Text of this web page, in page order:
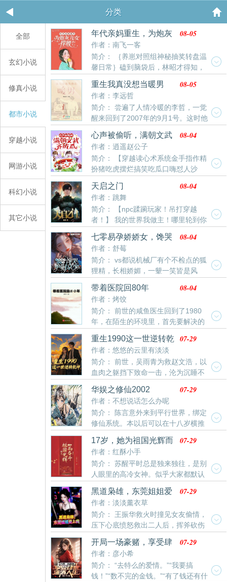
分类
全部
玄幻小说
修真小说
都市小说
穿越小说
网游小说
科幻小说
其它小说
年代亲妈重生，为炮灰
儿女撑腰！
作者：南飞一客
08-05
简介： ｛养崽对照组神秘抽奖转盘温
馨日常｝磕到脑袋后，林昭才得知，
自己是一本年代后妈养崽文里的对照组。她今天应该死
了的，谁知没死反倒觉醒了。脑海里闪过书的内容——
她死后，她的双胞胎儿子都成了舔狗、备胎，被利用个
彻底，最终下场凄惨；小儿子五岁被拐，冻死街头；小
女儿变成恶毒女配，被各种花式打脸，虐身虐心……一
家子凄惨。林
重生我真没想当暖男
作者：李远哲
08-05
简介： 尝遍了人情冷暖的李哲，一觉
醒来回到了2007年的9月1号。这时他
刚考上学，坐在去洪城师范学院报到的火车上。重生的
李哲能有什么坏心思呢，他只想多谈几次恋罢了！只是
后来李哲发现他竟然成了暖男！暖男者，中央空调也。
各位书友要是觉得《重生我真没想当暖男》还不错的话
请不要忘记向您QQ群和微博里的朋友推荐哦！
心声被偷听，满朝文武
齐吃瓜
作者：逍遥赵公子
08-04
简介： 【穿越读心术系统金手指作精
扮猪吃虎摆烂搞笑吃瓜口嗨怼人沙
雕】 宋瑶瑶前世是一个孤儿，本硕博连读毕业后，成了
一名军医，年纪轻轻做手术累死后，胎穿到了一个架空
的朝代：天凤国。 这辈子的宋瑶瑶，父亲是正四品户部
侍郎，母亲是二品将军家的嫡女，有父母和哥哥姐姐的
疼爱，自己有了这样好的家庭和身份，她决定彻底摆烂
了！ 宋瑶瑶这辈子主打的就是一个：今朝有酒今朝醉，
明日愁来明日愁！ 宋瑶瑶刚一出生，就绑定了一个吃瓜
系统。 宋瑶瑶还不知道，她刚一出生，父母和哥哥姐姐
就能听到她的心声！ 他们调查过，宋瑶瑶心声里提到的
事情都是真的！ 有了这样的发现，他们怕宋瑶瑶的秘密
被人发现，从而伤害到她，一直都没有让她出过府门！
直到宋瑶瑶12岁的时候，被迫参加了宫宴，皇上和大臣
们才发现了宋瑶瑶的秘密。 宋瑶瑶被封为了从六品起居
舍人，开始了她古代的当官的生涯！ 谁知，上班第一
天，就开始了爆料大臣的隐私，宋瑶瑶凭借一己之力，
直接让大臣吐血昏迷…… 宋瑶瑶在古代上班的生涯里，
都会爆料些什么呢？ 她又会带着这个天凤国怎样发展
呢？ …… 欢迎大家关注和阅读！
天启之门
作者：跳舞
08-04
简介： 【npc蹂躏玩家！吊打穿越
者！】 我的世界我做主！哪里轮到你
们这些魂淡来作威作福？！ 走上【史上最强救世主】的
道路，注定充满了刺激！ …… 陈小练：从今天开始，
一个宗旨为抵抗那些魂淡的抵抗组织成立了！我们的团
队名就叫……逗逼联盟！ 队员：队长，这名字，我怕说
出去会被人打啊…… ……
七零易孕娇娇女，馋哭
绝嗣京少
作者：舒莓
08-04
简介： vs都说机械厂有个不检点的狐
狸精，长相娇媚，一颦一笑皆是风
情。年纪轻轻就未婚先孕生下三个娃，更是被家里赶了
出来。平时利用美色坑蒙拐骗，是出了名的破鞋。在这
个流言能吃人的年代，娘四个饥一顿饱一顿，日子过的
苦哈哈，时不时还要被人欺辱。可谁知没几天她就缠上
了刚回国的科研大佬，还说那三个娃是顾院士的种。众
人纷纷嘲笑她白日做
带着医院回80年
作者：烤饺
08-04
简介： 前世的咸鱼医生回到了1980
年，在陌生的环境里，首先要解决的
就是吃饭和生存的大问题。幸亏随身带着一个空间医
院，那且看陈夏如何借助重生福利，一步步创造财富，
发展医药事业。 各位书友要是觉得《带着医院回80年》
还不错的话请不要忘记向您QQ群和微博里的朋友推荐
哦！
重生1990这一世逆转乾
坤
作者：悠悠的云里有淡淡
的光
07-29
简介： 前世，吴雨青为救赵文浩，以
血肉之躯挡下致命一击，沦为沉睡不
醒的植物人。他从街头浪子逆袭成商界新贵，却遭心腹
背叛，落得众叛亲离、一败涂地，终未能守护好她。一
朝重生回到1990年，赵文浩携二十年商海沉浮的智慧归
来。这一世，他早已洗心革面苦读成顶尖学霸，白天凭
满分答卷震慑全校，夜晚精准捕捉九零年代商业风口
——从街头小卖部到特色裁缝铺，再到火爆饮料厂，步
步为营搭建商业版图。更意外掌握精湛医术，既能救助
他人
华娱之修仙2002
作者：不想说话怎么办呢
07-29
简介： 陈言意外来到平行世界，绑定
修仙系统。本以后可以在十八岁横推
蓝星，但没想到导演系统从天而降。这是一个拥有小神
通的导演在娱乐圈闯荡的故事。本书以导演身份为主。
17岁，她为祖国光辉而
奋斗！
作者：红酥小手
07-29
简介： 苏醒平时总是独来独往，是别
人眼里的高冷女神。似乎大家都默认
了美女就该拒人千里之外，就该有距离感。只有苏醒自
己知道，她是假高冷，真社恐！她不喜欢与人打交道、
不喜欢被注意到，她只想缩在自认为安全的壳儿里，混
吃等死。重生回高三，她绑定了一个所谓的正能量系
统！她想活下去就得完成系统发布的一系列任务……苏
醒：……什么正能量系
黑道枭雄，东莞姐姐爱
上我
作者：淡淡薰衣草
07-29
简介： 王振华救火时撞见女友偷情，
压下心底愤怒救出二人后，挥斧砍伤
情人。事后被消防单位辞退。投奔自己同村的姐姐，在
姐姐的帮扶下走入了江湖，一心想要出人头地的他在东
莞搅动风云，后又为国出力，压制一个时代。
开局一场豪赌，享受肆
意潇洒人生
作者：彦小希
07-29
简介： “去特么的爱情。”“我要搞
钱！”“数不完的金钱。”“有了钱还有什